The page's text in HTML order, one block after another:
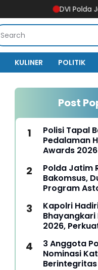
DVI Polda Jatim
KULINER POLITIK
Post
Polisi Tapal
Pedalaman
Awards
Pengabdian
Nduga
Polda Jatim
Bakomsus,
Program
Kapolri
2026,
Budaya Lokal
3 Anggota
Nominasi